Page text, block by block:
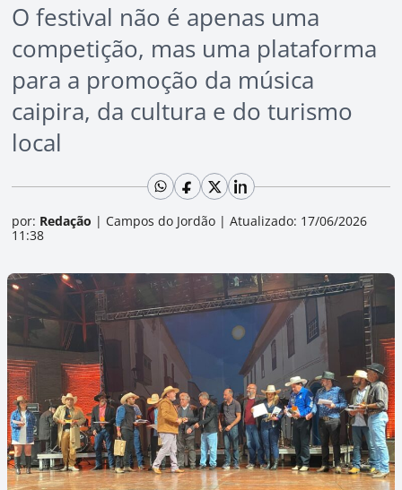
O festival não é apenas uma
competição, mas uma plataforma
para a promoção da música
caipira, da cultura e do turismo
local
por: Redação | Campos do Jordão | Atualizado: 17/06/2026
11:38